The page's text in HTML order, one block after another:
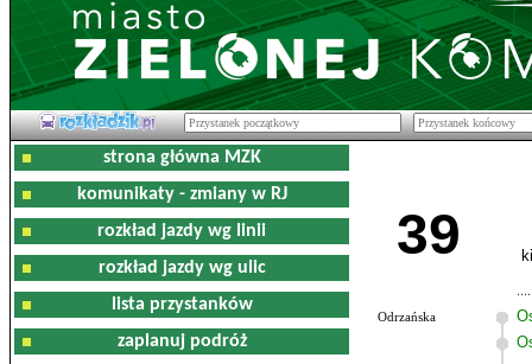
strona główna MZK
komunikaty - zmiany w RJ
rozkład jazdy wg linii
rozkład jazdy wg ulic
lista przystanków
zaplanuj podróż
39
Odrzańska